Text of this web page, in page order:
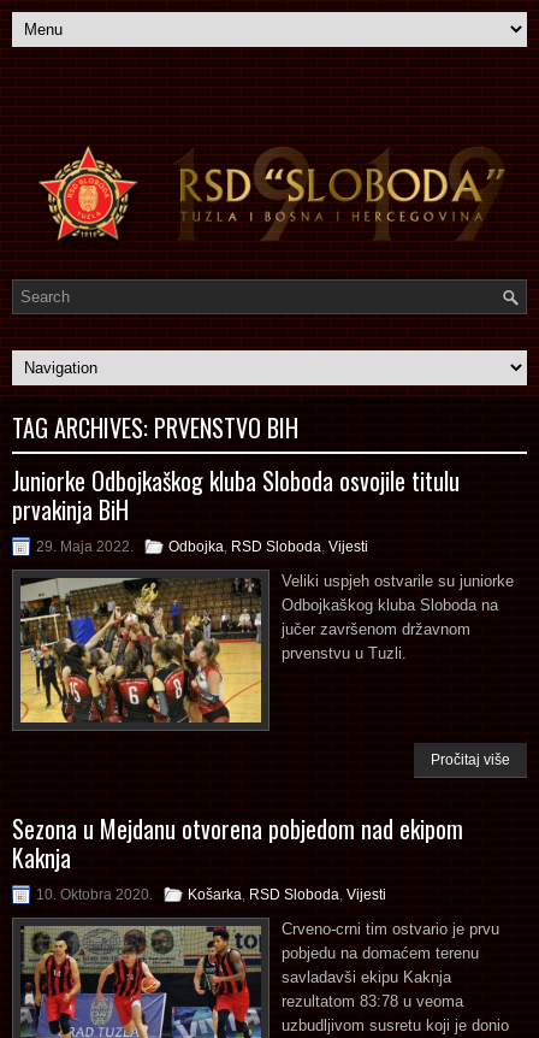
TAG ARCHIVES: PRVENSTVO BIH
Juniorke Odbojkaškog kluba Sloboda osvojile titulu
prvakinja BiH
29. Maja 2022. Odbojka RSD Sloboda Vijesti
Veliki uspjeh ostvarile su juniorke
Odbojkaškog kluba Sloboda na
jučer završenom državnom
prvenstvu u Tuzli.
Pročitaj više
Sezona u Mejdanu otvorena pobjedom nad ekipom
Kaknja
10. Oktobra 2020. Košarka RSD Sloboda Vijesti
Crveno-crni tim ostvario je prvu
pobjedu na domaćem terenu
savladavši ekipu Kaknja
rezultatom 83:78 u veoma
uzbudljivom susretu koji je donio